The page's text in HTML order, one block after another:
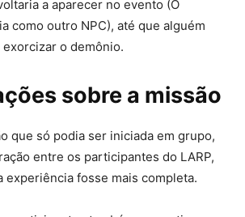
a aparecer no evento (O
como outro NPC), até que alguém
o demônio.
sobre a missão
que só podia ser iniciada em grupo,
entre os participantes do LARP,
experiência fosse mais completa.